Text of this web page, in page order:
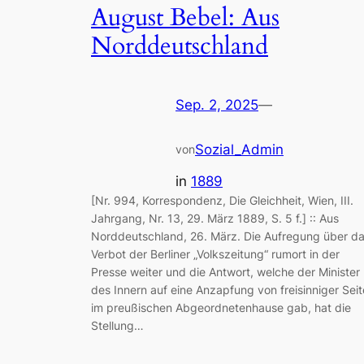
August Bebel: Aus
Norddeutschland
Sep. 2, 2025—
vonSozial_Admin
in 1889
[Nr. 994, Korrespondenz, Die Gleichheit, Wien, III.
Jahrgang, Nr. 13, 29. März 1889, S. 5 f.] :: Aus
Norddeutschland, 26. März. Die Aufregung über
Verbot der Berliner „Volkszeitung“ rumort in der
Presse weiter und die Antwort, welche der Minister
des Innern auf eine Anzapfung von freisinniger
im preußischen Abgeordnetenhause gab, hat die
Stellung…